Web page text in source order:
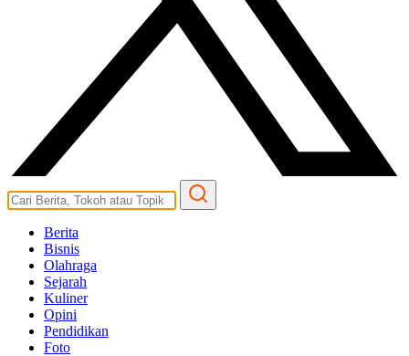
Berita
Bisnis
Olahraga
Sejarah
Kuliner
Opini
Pendidikan
Foto